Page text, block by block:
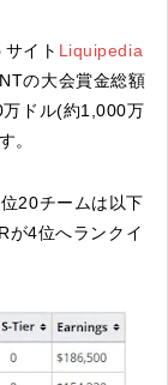
イト Liquipedia
の大会賞金総額
ドル(約1,000万
。
20チームは以下
が4位へランクイ